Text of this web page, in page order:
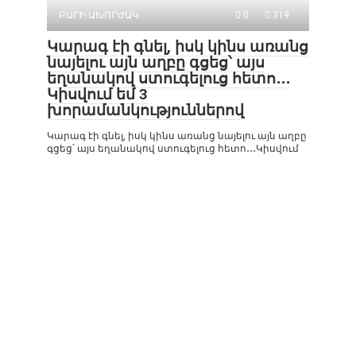
ԲԱՐԻ ԱԽՈՐԺԱԿ
0 319
Կարագ էի գնել, իսկ կինս առանց
նայելու այն աղբը գցեց՝ այս
եղանակով ստուգելուց հետո․․․
Կիսվում եմ 3
խորամանկություններով
Կարագ էի գնել, իսկ կինս առանց նայելու այն աղբը
գցեց՝ այս եղանակով ստուգելուց հետո․․․Կիսվում